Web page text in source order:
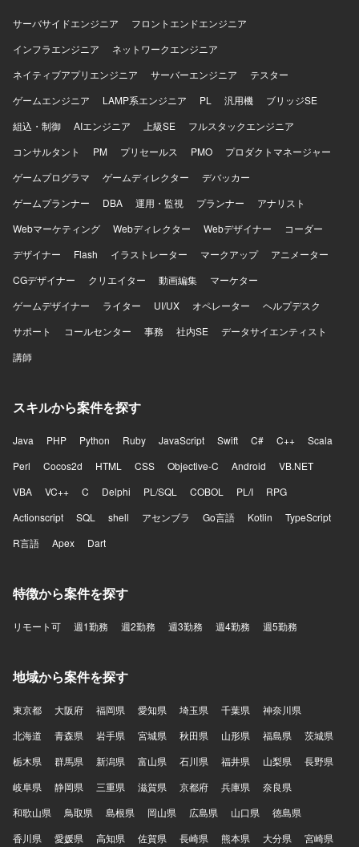
サーバサイドエンジニア
フロントエンドエンジニア
インフラエンジニア
ネットワークエンジニア
ネイティブアプリエンジニア
サーバーエンジニア
テスター
ゲームエンジニア
LAMP系エンジニア PL 汎用機
ブリッジSE
組込・制御
AIエンジニア 上級SE
フルスタックエンジニア
コンサルタント
PM プリセールス PMO
プロダクトマネージャー
ゲームプログラマ
ゲームディレクター
デバッカー
ゲームプランナー
DBA 運用・監視 プランナー
アナリスト
Webマーケティング
Webディレクター Webデザイナー
コーダー
デザイナー
Flash イラストレーター マークアップ
アニメーター
CGデザイナー
クリエイター 動画編集
マーケター
ゲームデザイナー
ライター UI/UX オペレーター
ヘルプデスク
サポート
コールセンター 事務 社内SE
データサイエンティスト
講師
スキルから案件を探す
Java PHP Python Ruby JavaScript Swift C# C++
Scala
Perl
Cocos2d HTML CSS Objective-C Android
VB.NET
VBA
VC++ C Delphi PL/SQL COBOL PL/I
RPG
Actionscript
SQL shell アセンブラ Go言語 Kotlin
TypeScript
R言語
Apex Dart
特徴から案件を探す
リモート可 週1勤務 週2勤務 週3勤務 週4勤務 週5勤務
地域から案件を探す
東京都 大阪府 福岡県 愛知県 埼玉県 千葉県
神奈川県
北海道
青森県 岩手県 宮城県 秋田県 山形県 福島県
茨城県
栃木県
群馬県 新潟県 富山県 石川県 福井県 山梨県
長野県
岐阜県
静岡県 三重県 滋賀県 京都府 兵庫県
奈良県
和歌山県
鳥取県 島根県 岡山県 広島県 山口県
徳島県
香川県
愛媛県 高知県 佐賀県 長崎県 熊本県 大分県 宮崎県